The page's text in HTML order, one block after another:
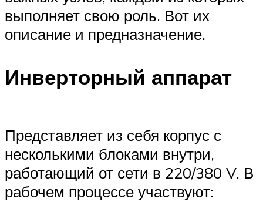
выполняет свою роль. Вот их
описание и предназначение.
Инверторный аппарат
Представляет из себя корпус с
несколькими блоками внутри,
работающий от сети в 220/380 V. В
рабочем процессе участвуют: